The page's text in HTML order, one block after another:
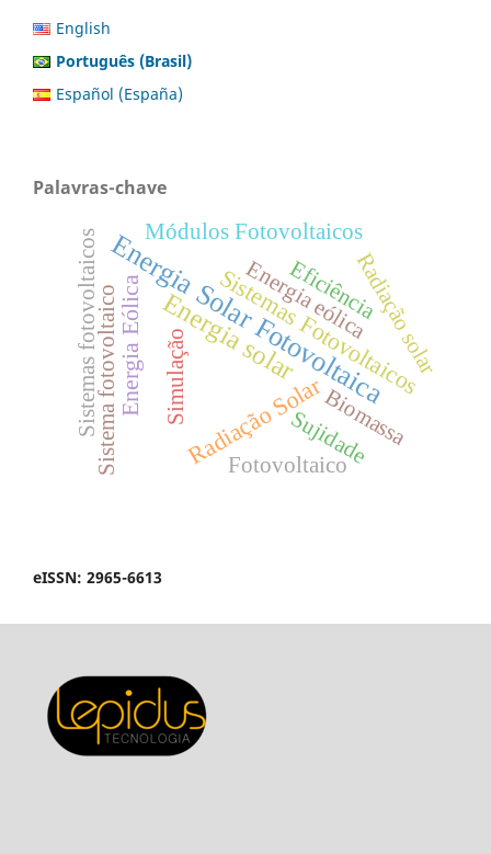
English
Português (Brasil)
Español (España)
Palavras-chave
Energia Solar Fotovoltaica
Energia solar
Sistemas Fotovoltaicos
Energia Eólica
Radiação Solar
Sistemas fotovoltaicos Módulos Fotovoltaicos
Radiação solar
Simulação
Energia eólica
Eficiência
Sujidade
Sistema fotovoltaico Fotovoltaico
Biomassa
eISSN: 2965-6613